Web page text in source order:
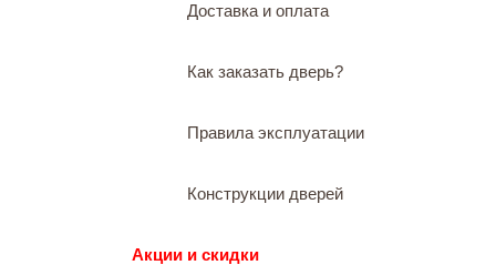
Доставка и оплата
Как заказать дверь?
Правила эксплуатации
Конструкции дверей
Акции и скидки